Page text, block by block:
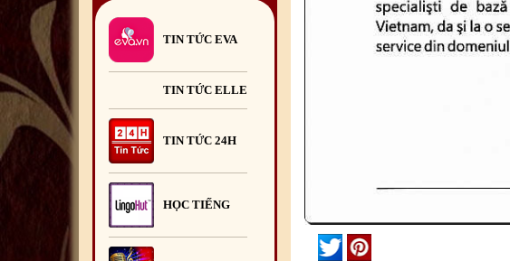
Romania
Đoàn đại biểu thanh niên Việt
Nam tại Romania tham gia
/07/2026
Khai giảng Lớp học hè tiếng
Việt 2026
29/06 /2026
Hội Doanh nghiệp Việt Nam
tại Romania tổ chức Chương
trình Giao lưu mở.
23/06/2026
TIN TỨC EVA
TIN TỨC ELLE
TIN TỨC 24H
HỌC TIẾNG